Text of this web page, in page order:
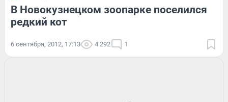
В Новокузнецком зоопарке поселился
редкий кот
6 сентября, 2012, 17:13 4 292 1